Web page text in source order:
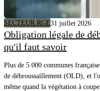
SECTEUR RGE31 juillet 2026
Obligation légale de
qu'il faut savoir
Plus de 5 000 communes
de débroussaillement (OLD), et
même quand la végétation à